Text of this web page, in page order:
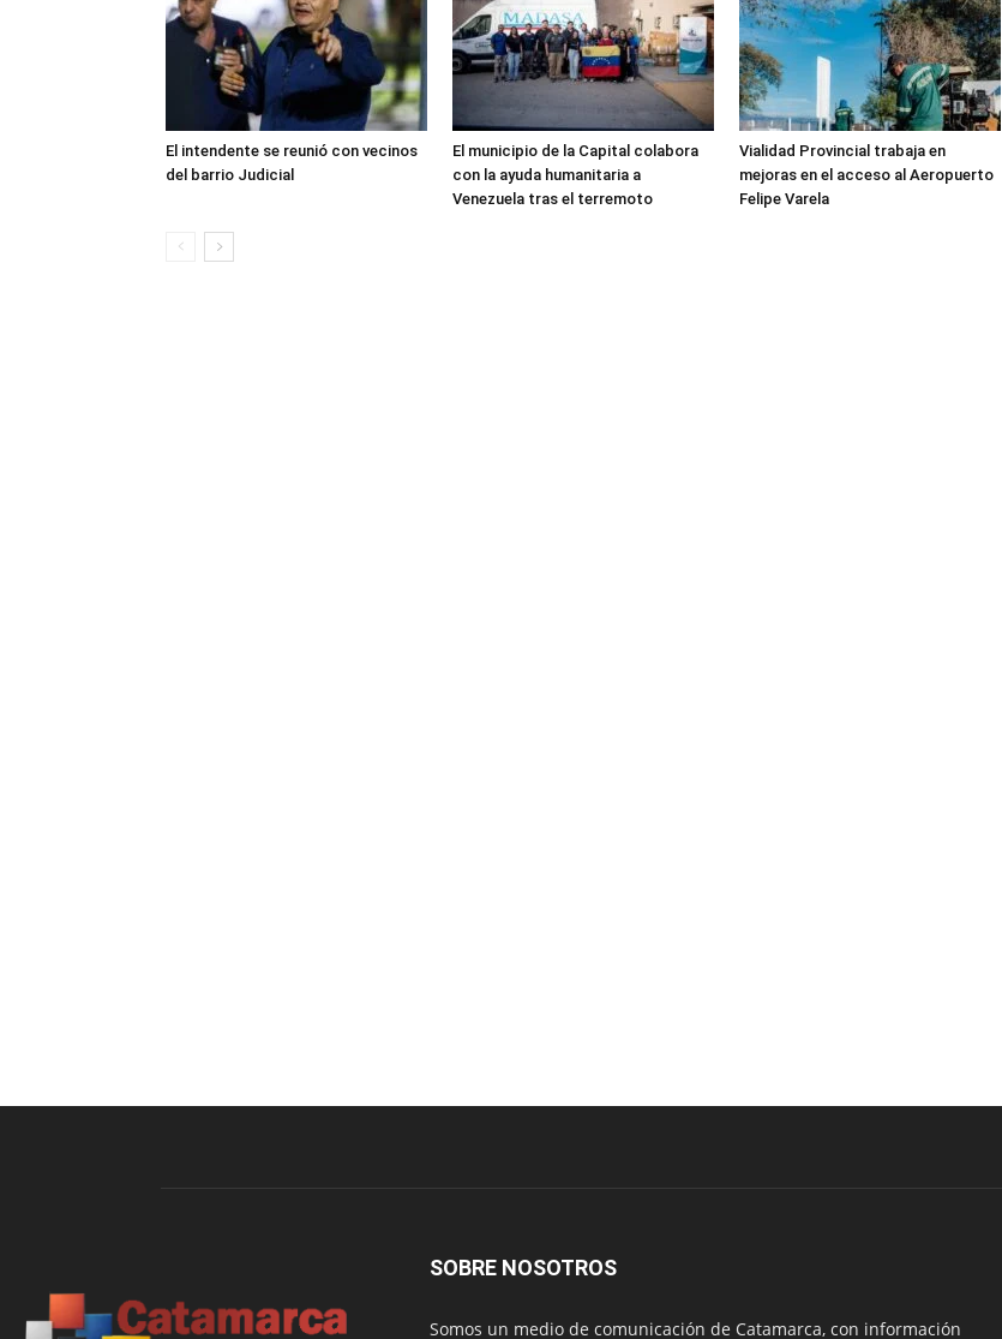
El intendente se reunió con vecinos
del barrio Judicial
El municipio de la Capital colabora
con la ayuda humanitaria a
Venezuela tras el terremoto
Vialidad Provincial trabaja en
mejoras en el acceso al Aeropuerto
Felipe Varela
SOBRE NOSOTROS
Somos un medio de comunicación de Catamarca, con información